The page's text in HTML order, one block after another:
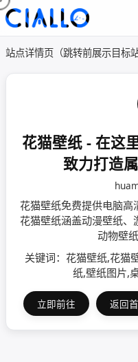
站点详情页（跳转前展示目标
花猫壁纸 - 在这
致力打造
花猫壁纸免费提供电脑高
花猫壁纸涵盖动漫壁纸、
动物壁
关键词：花猫壁纸,花猫
纸,壁纸图片,
立即前往 返回